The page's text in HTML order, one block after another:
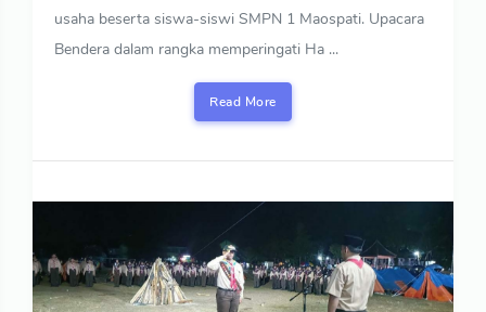
usaha beserta siswa-siswi SMPN 1 Maospati. Upacara
Bendera dalam rangka memperingati Ha ...
Read More